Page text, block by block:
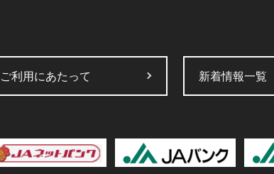
ご利用にあたって 新着情報一覧